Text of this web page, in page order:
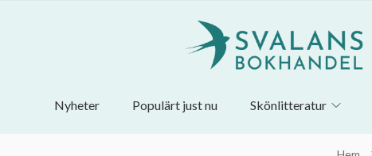
Nyheter Populärt just nu Skönlitteratur